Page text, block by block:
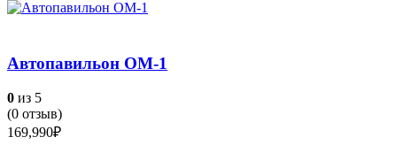
Автопавильон ОМ-1
0 из 5
(0 отзыв)
169,990₽